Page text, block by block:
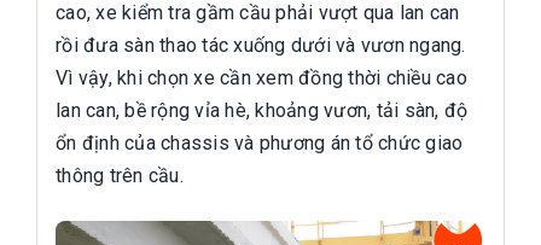
cao, xe kiểm tra gầm cầu phải vượt qua lan can
rồi đưa sàn thao tác xuống dưới và vươn ngang.
Vì vậy, khi chọn xe cần xem đồng thời chiều cao
lan can, bề rộng vỉa hè, khoảng vươn, tải sàn, độ
ổn định của chassis và phương án tổ chức giao
thông trên cầu.